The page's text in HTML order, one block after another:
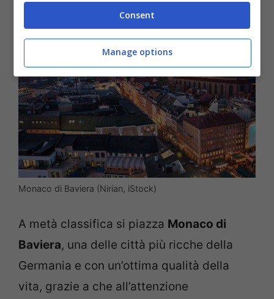
Monaco di Baviera (Nirian, iStock)
A metà classifica si piazza Monaco di
Baviera, una delle città più ricche della
Germania e con un’ottima qualità della
vita, grazie a che all’attenzione
Consent
Manage options